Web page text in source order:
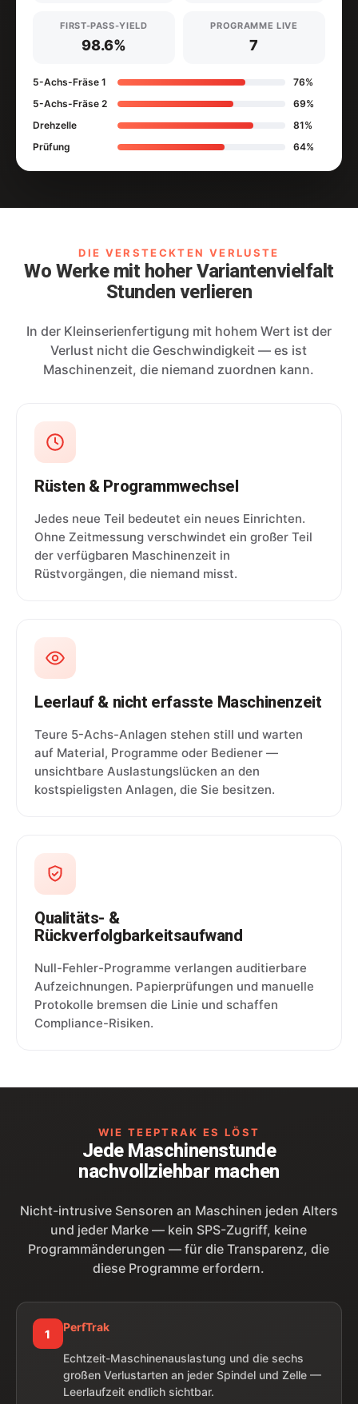
FIRST-PASS-YIELD
98.6%
PROGRAMME LIVE
7
5-Achs-Fräse 1
76%
5-Achs-Fräse 2
69%
Drehzelle
81%
Prüfung
64%
DIE VERSTECKTEN VERLUSTE
Wo Werke mit hoher Variantenvielfalt
Stunden verlieren
In der Kleinserienfertigung mit hohem Wert ist der
Verlust nicht die Geschwindigkeit — es ist
Maschinenzeit, die niemand zuordnen kann.
Rüsten & Programmwechsel
Jedes neue Teil bedeutet ein neues Einrichten.
Ohne Zeitmessung verschwindet ein großer Teil
der verfügbaren Maschinenzeit in
Rüstvorgängen, die niemand misst.
Leerlauf & nicht erfasste Maschinenzeit
Teure 5-Achs-Anlagen stehen still und warten
auf Material, Programme oder Bediener —
unsichtbare Auslastungslücken an den
kostspieligsten Anlagen, die Sie besitzen.
Qualitäts- &
Rückverfolgbarkeitsaufwand
Null-Fehler-Programme verlangen auditierbare
Aufzeichnungen. Papierprüfungen und manuelle
Protokolle bremsen die Linie und schaffen
Compliance-Risiken.
WIE TEEPTRAK ES LÖST
Jede Maschinenstunde
nachvollziehbar machen
Nicht-intrusive Sensoren an Maschinen jeden Alters
und jeder Marke — kein SPS-Zugriff, keine
Programmänderungen — für die Transparenz, die
diese Programme erfordern.
1 PerfTrak
Echtzeit-Maschinenauslastung und die sechs
großen Verlustarten an jeder Spindel und Zelle —
Leerlaufzeit endlich sichtbar.